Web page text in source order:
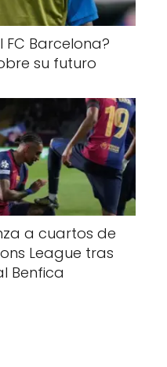
FC Barcelona?
su futuro
a cuartos de
League tras
Benfica